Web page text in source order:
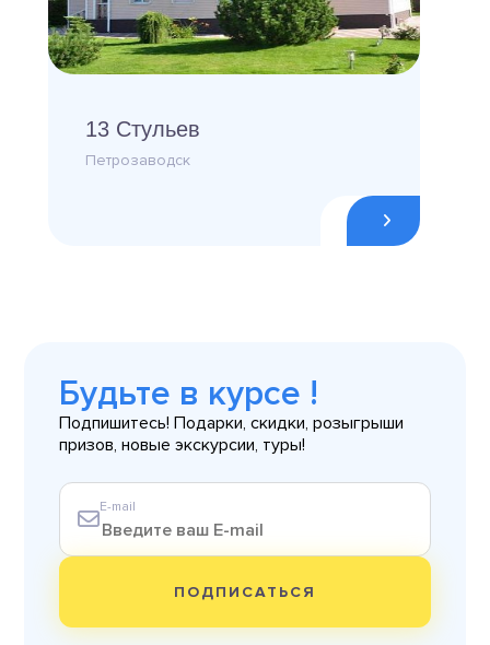
13 Стульев
Петрозаводск
Будьте в курсе !
Подпишитесь! Подарки, скидки, розыгрыши
призов, новые экскурсии, туры!
E-mail
ПОДПИСАТЬСЯ